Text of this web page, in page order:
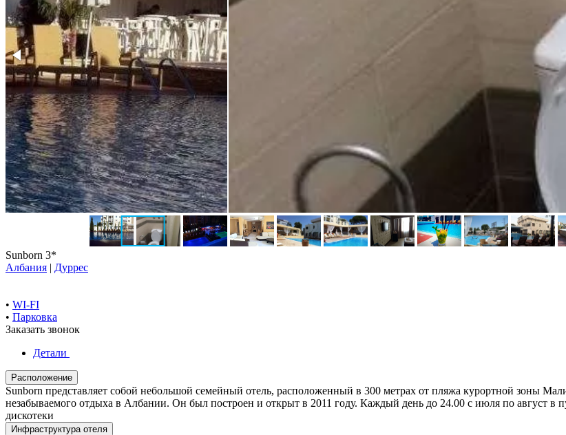
Sunborn 3*
Албания | Дуррес
• WI-FI
• Парковка
Заказать звонок
Детали
Расположение
Sunborn представляет собой небольшой семейный отель, расположенный в 300 метрах от пляжа курортной зоны
незабываемого отдыха в Албании. Он был построен и открыт в 2011 году. Каждый день до 24.00 с июля по август в
дискотеки
Инфраструктура отеля